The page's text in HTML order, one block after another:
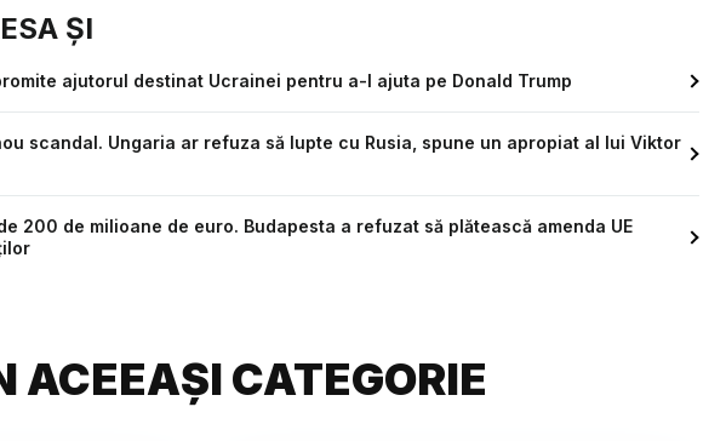
ȘI
ajutorul destinat Ucrainei pentru a-l ajuta pe Donald Trump
scandal. Ungaria ar refuza să lupte cu Rusia, spune un apropiat al lui Viktor
200 de milioane de euro. Budapesta a refuzat să plătească amenda UE
ACEEAȘI CATEGORIE